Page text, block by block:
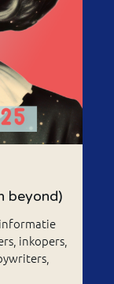
beyond)
inkopers,